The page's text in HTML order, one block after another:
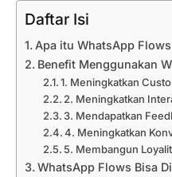
Daftar Isi
Apa itu WhatsApp Flows
Benefit Menggunakan
1. Meningkatkan
2. Meningkatkan
3. Mendapatkan
4. Meningkatkan
5. Membangun
WhatsApp Flows Bisa